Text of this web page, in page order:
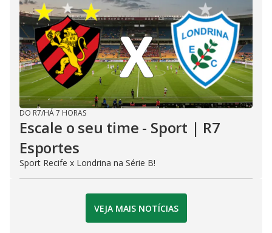
DO R7/HÁ 7 HORAS
Escale o seu time - Sport | R7
Esportes
Sport Recife x Londrina na Série B!
VEJA MAIS NOTÍCIAS